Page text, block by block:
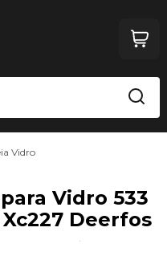
Vidro
Vidro 533
Deerfos